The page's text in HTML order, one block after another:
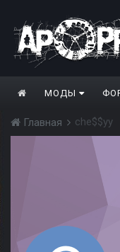
МОДЫ
Главная che$$yy